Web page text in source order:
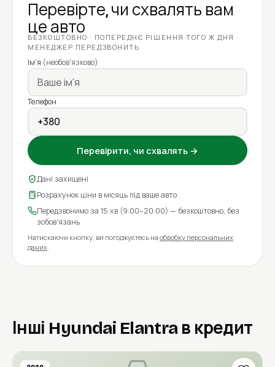
Перевірте, чи схвалять вам
це авто
БЕЗКОШТОВНО · ПОПЕРЕДНЄ РІШЕННЯ ТОГО Ж ДНЯ ·
МЕНЕДЖЕР ПЕРЕДЗВОНИТЬ
Ім'я (необов'язково)
Телефон
Перевірити, чи схвалять →
Дані захищені
Розрахунок ціни в місяць під ваше авто
Передзвонимо за 15 хв (9:00–20:00) — безкоштовно, без
зобов'язань
Натискаючи кнопку, ви погоджуєтесь на обробку персональних
даних.
Інші Hyundai Elantra в кредит